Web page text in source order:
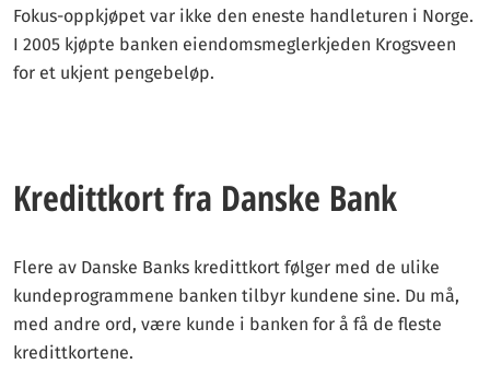
Fokus-oppkjøpet var ikke den eneste handleturen i Norge.
I 2005 kjøpte banken eiendomsmeglerkjeden Krogsveen
for et ukjent pengebeløp.
Kredittkort fra Danske Bank
Flere av Danske Banks kredittkort følger med de ulike
kundeprogrammene banken tilbyr kundene sine. Du må,
med andre ord, være kunde i banken for å få de fleste
kredittkortene.